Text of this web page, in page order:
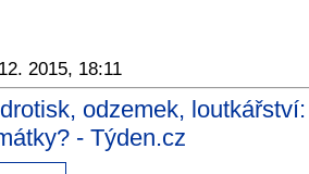
2015, 18:11
odzemek,
- Týden.cz